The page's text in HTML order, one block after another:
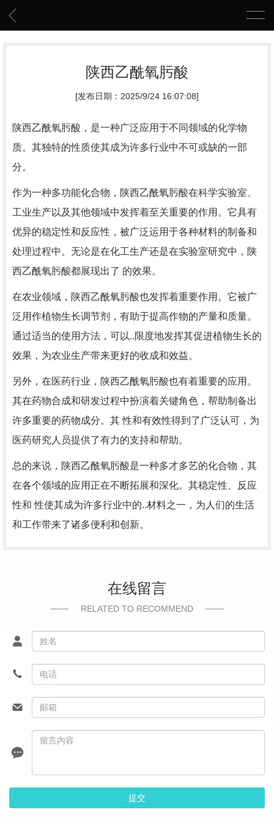
陕西乙酰氧肟酸
[发布日期：2025/9/24 16:07:08]
陕西乙酰氧肟酸，是一种广泛应用于不同领域的化学物
质。其独特的性质使其成为许多行业中不可或缺的一部
分。
作为一种多功能化合物，陕西乙酰氧肟酸在科学实验室、
工业生产以及其他领域中发挥着至关重要的作用。它具有
优异的稳定性和反应性，被广泛运用于各种材料的制备和
处理过程中。无论是在化工生产还是在实验室研究中，陕
西乙酰氧肟酸都展现出了 的效果。
在农业领域，陕西乙酰氧肟酸也发挥着重要作用。它被广
泛用作植物生长调节剂，有助于提高作物的产量和质量。
通过适当的使用方法，可以..限度地发挥其促进植物生长的
效果，为农业生产带来更好的收成和效益。
另外，在医药行业，陕西乙酰氧肟酸也有着重要的应用。
其在药物合成和研发过程中扮演着关键角色，帮助制备出
许多重要的药物成分。其 性和有效性得到了广泛认可，为
医药研究人员提供了有力的支持和帮助。
总的来说，陕西乙酰氧肟酸是一种多才多艺的化合物，其
在各个领域的应用正在不断拓展和深化。其稳定性、反应
性和 性使其成为许多行业中的..材料之一，为人们的生活
和工作带来了诸多便利和创新。
在线留言
RELATED TO RECOMMEND
提交